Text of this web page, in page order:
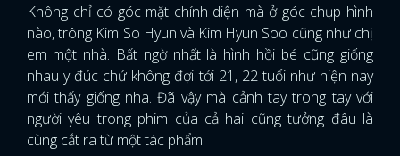
Không chỉ có góc mặt chính diện mà ở góc chụp hình
nào, trông Kim So Hyun và Kim Hyun Soo cũng như chị
em một nhà. Bất ngờ nhất là hình hồi bé cũng giống
nhau y đúc chứ không đợi tới 21, 22 tuổi như hiện nay
mới thấy giống nha. Đã vậy mà cảnh tay trong tay với
người yêu trong phim của cả hai cũng tưởng đâu là
cùng cắt ra từ một tác phẩm.